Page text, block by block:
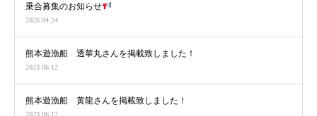
乗合募集のお知らせ
2026.04.24
熊本遊漁船 透華丸さんを掲載致しました！
2023.06.12
熊本遊漁船 黄龍さんを掲載致しました！
2023.06.12